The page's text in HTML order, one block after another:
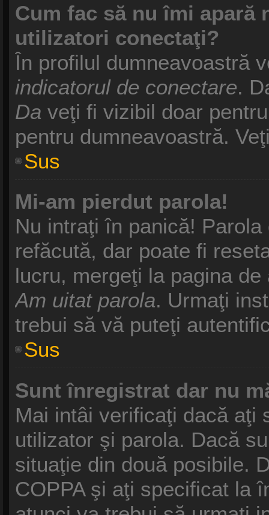
Cum fac să nu îmi
utilizatori conectaţi?
În profilul dumneavoastră
indicatorul de conectare.
Da veţi fi vizibil doar
pentru dumneavoastră.
Sus
Mi-am pierdut parola!
Nu intraţi în panică!
refăcută, dar poate fi
lucru, mergeţi la pagina
Am uitat parola. Urmaţi
trebui să vă puteţi
Sus
Sunt înregistrat dar nu
Mai intâi verificaţi dacă aţi
utilizator şi parola. Dacă
situaţie din două posibile.
COPPA şi aţi specificat la